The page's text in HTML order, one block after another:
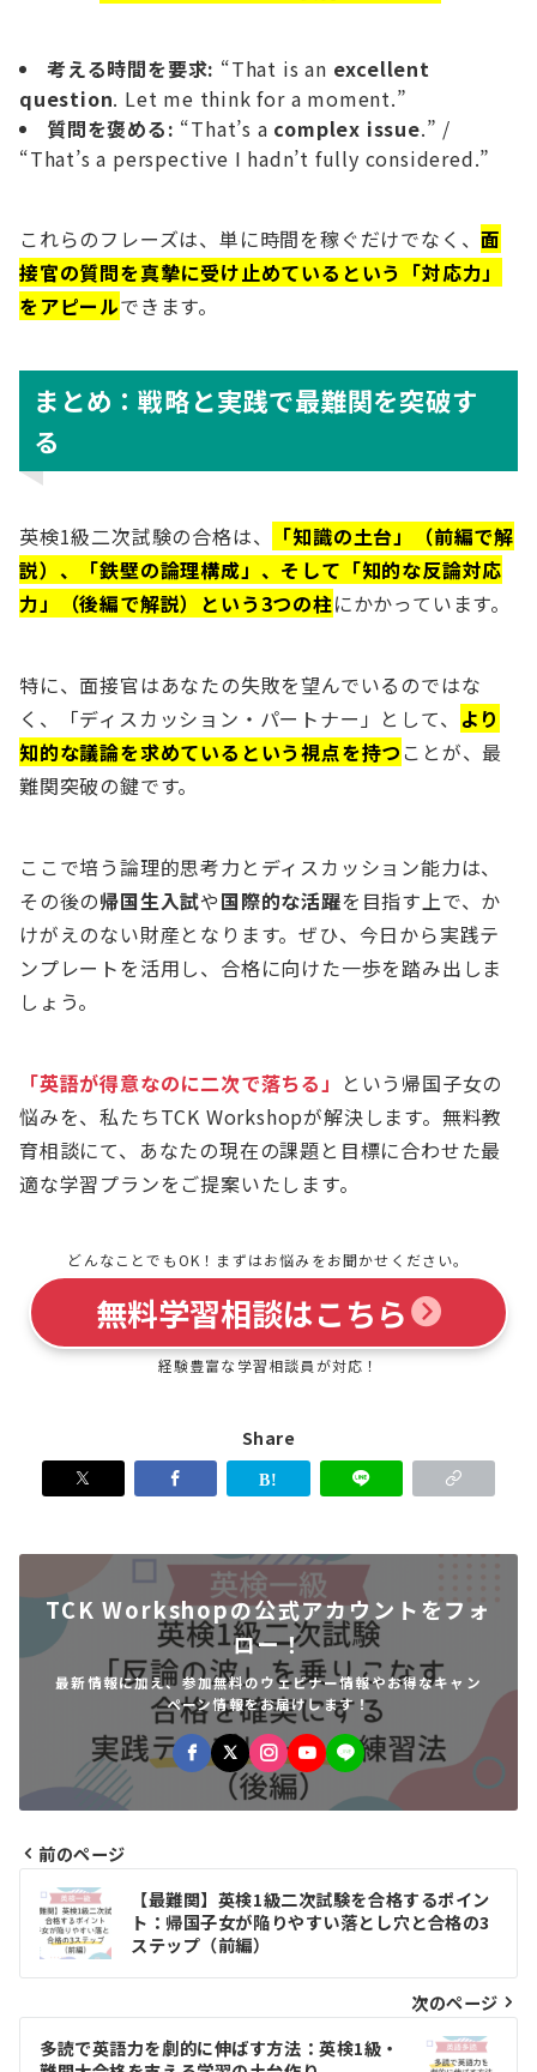
考える時間を要求: “That is an excellent
question. Let me think for a moment.”
質問を褒める: “That’s a complex issue.” /
“That’s a perspective I hadn’t fully considered.”
これらのフレーズは、単に時間を稼ぐだけでなく、面
接官の質問を真摯に受け止めているという「対応力」
をアピールできます。
まとめ：戦略と実践で最難関を突破す
る
英検1級二次試験の合格は、
「知識の土台」（前編で解
説）、「鉄壁の論理構成」、そして「知的な反論対応
力」（後編で解説）という3つの柱にかかっています。
特に、面接官はあなたの失敗を望んでいるのではな
く、「ディスカッション・パートナー」として、 より
知的な議論を求めているという視点を持つ ことが、最
難関突破の鍵です。
ここで培う論理的思考力とディスカッション能力は、
その後の帰国生入試や国際的な活躍を目指す上で、か
けがえのない財産となります。ぜひ、今日から実践テ
ンプレートを活用し、合格に向けた一歩を踏み出しま
しょう。
「英語が得意なのに二次で落ちる」 という帰国子女の
悩みを、私たちTCK Workshopが解決します。無料教
育相談にて、あなたの現在の課題と目標に合わせた最
適な学習プランをご提案いたします。
どんなことでもOK！まずはお悩みをお聞かせください。
無料学習相談はこちら
経験豊富な学習相談員が対応！
Share
TCK Workshopの公式アカウントをフォ
ロー！
最新情報に加え、参加無料のウェビナー情報やお得なキャン
ペーン情報をお届けします！
投
稿
ナ
ビ
ゲ
前のページ
【最難関】英検1級二次試験を合格するポイン
ト：帰国子女が陥りやすい落とし穴と合格の3
ステップ（前編）
次のページ
多読で英語力を劇的に伸ばす方法：英検1級・